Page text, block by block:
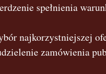
spełnienia
najkorzystniejszej
zamówienia